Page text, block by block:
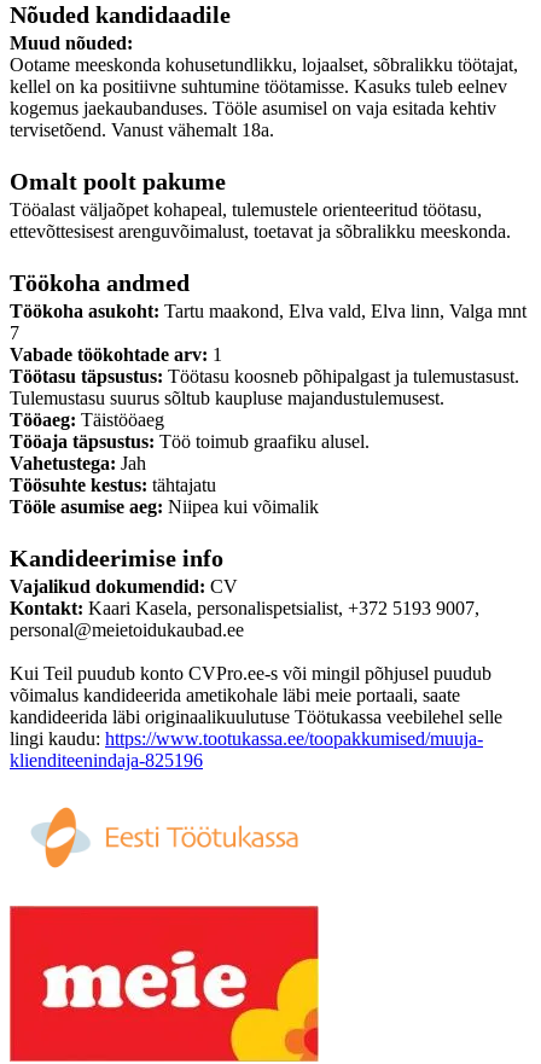
Nõuded kandidaadile
Muud nõuded:
Ootame meeskonda kohusetundlikku, lojaalset, sõbralikku töötajat,
kellel on ka positiivne suhtumine töötamisse. Kasuks tuleb eelnev
kogemus jaekaubanduses. Tööle asumisel on vaja esitada kehtiv
tervisetõend. Vanust vähemalt 18a.
Omalt poolt pakume
Tööalast väljaõpet kohapeal, tulemustele orienteeritud töötasu,
ettevõttesisest arenguvõimalust, toetavat ja sõbralikku meeskonda.
Töökoha andmed
Töökoha asukoht: Tartu maakond, Elva vald, Elva linn, Valga mnt
7
Vabade töökohtade arv: 1
Töötasu täpsustus: Töötasu koosneb põhipalgast ja tulemustasust.
Tulemustasu suurus sõltub kaupluse majandustulemusest.
Tööaeg: Täistööaeg
Tööaja täpsustus: Töö toimub graafiku alusel.
Vahetustega: Jah
Töösuhte kestus: tähtajatu
Tööle asumise aeg: Niipea kui võimalik
Kandideerimise info
Vajalikud dokumendid: CV
Kontakt: Kaari Kasela, personalispetsialist, +372 5193 9007,
personal@meietoidukaubad.ee
Kui Teil puudub konto CVPro.ee-s või mingil põhjusel puudub
võimalus kandideerida ametikohale läbi meie portaali, saate
kandideerida läbi originaalikuulutuse Töötukassa veebilehel selle
lingi kaudu: https://www.tootukassa.ee/toopakkumised/muuja-
klienditeenindaja-825196